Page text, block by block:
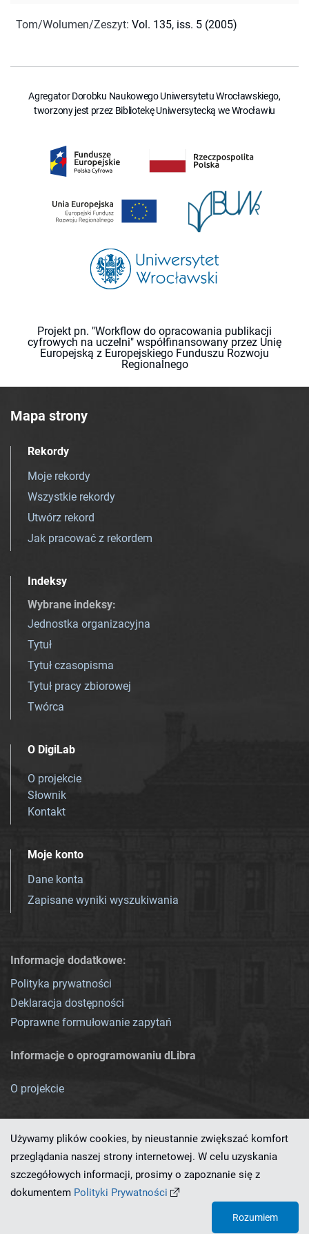
Tom/Wolumen/Zeszyt: Vol. 135, iss. 5 (2005)
Agregator Dorobku Naukowego Uniwersytetu Wrocławskiego,
tworzony jest przez Bibliotekę Uniwersytecką we Wrocławiu
Projekt pn. "Workflow do opracowania publikacji
cyfrowych na uczelni" współfinansowany przez Unię
Europejską z Europejskiego Funduszu Rozwoju
Regionalnego
Mapa strony
Rekordy
Moje rekordy
Wszystkie rekordy
Utwórz rekord
Jak pracować z rekordem
Indeksy
Wybrane indeksy:
Jednostka organizacyjna
Tytuł
Tytuł czasopisma
Tytuł pracy zbiorowej
Twórca
O DigiLab
O projekcie
Słownik
Kontakt
Moje konto
Dane konta
Zapisane wyniki wyszukiwania
Informacje dodatkowe:
Polityka prywatności
Deklaracja dostępności
Poprawne formułowanie zapytań
Informacje o oprogramowaniu dLibra
O projekcie
Ten serwis działa dzięki oprogramowaniu
Używamy plików cookies, by nieustannie zwiększać komfort
przeglądania naszej strony internetowej. W celu uzyskania
szczegółowych informacji, prosimy o zapoznanie się z
dokumentem Polityki Prywatności
Rozumiem